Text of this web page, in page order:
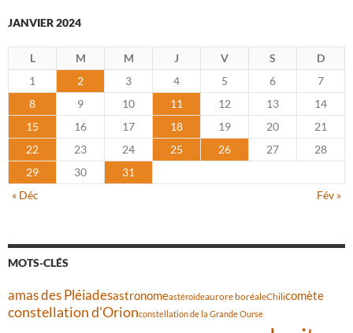
JANVIER 2024
L M M J V S
D
1
2 3 4 5 6
7
8
9 10 11 12 13
14
15
16 17 18 19 20
21
22
23 24 25 26 27
28
29
30
31
« Déc
Fév »
MOTS-CLÉS
amas des Pléiadesastronomeastéroïdeaurore boréaleChilicomète
constellation d'Orionconstellation de la Grande Ourse